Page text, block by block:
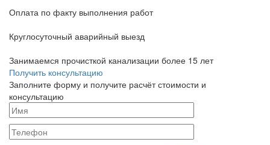
Оплата по факту выполнения работ
Круглосуточный аварийный выезд
Занимаемся прочисткой канализации более 15 лет
Получить консультацию
Заполните форму и получите расчёт стоимости и
консультацию